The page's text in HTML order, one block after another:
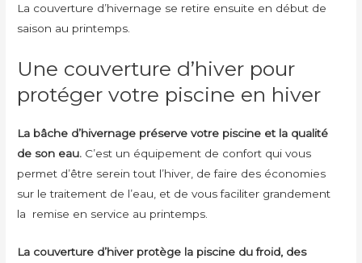
La couverture d’hivernage se retire ensuite en début de
saison au printemps.
Une couverture d’hiver pour
protéger votre piscine en hiver
La bâche d’hivernage préserve votre piscine et la qualité
de son eau. C’est un équipement de confort qui vous
permet d’être serein tout l’hiver, de faire des économies
sur le traitement de l’eau, et de vous faciliter grandement
la remise en service au printemps.
La couverture d’hiver protège la piscine du froid, des